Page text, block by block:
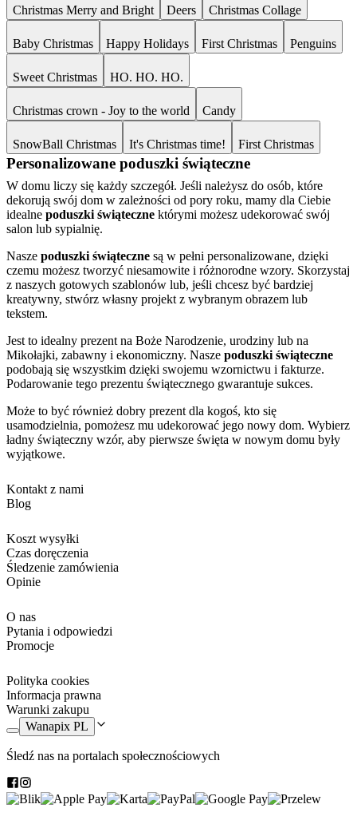
Christmas Merry and Bright Deers Christmas Collage
Baby Christmas Happy Holidays First Christmas Penguins
Sweet Christmas HO. HO. HO.
Christmas crown - Joy to the world Candy
SnowBall Christmas It's Christmas time! First Christmas
Personalizowane poduszki świąteczne
W domu liczy się każdy szczegół. Jeśli należysz do osób, które
dekorują swój dom w zależności od pory roku, mamy dla Ciebie
idealne poduszki świąteczne którymi możesz udekorować swój
salon lub sypialnię.
Nasze poduszki świąteczne są w pełni personalizowane, dzięki
czemu możesz tworzyć niesamowite i różnorodne wzory. Skorzystaj
z naszych gotowych szablonów lub, jeśli chcesz być bardziej
kreatywny, stwórz własny projekt z wybranym obrazem lub
tekstem.
Jest to idealny prezent na Boże Narodzenie, urodziny lub na
Mikołajki, zabawny i ekonomiczny. Nasze poduszki świąteczne
podobają się wszystkim dzięki swojemu wzornictwu i fakturze.
Podarowanie tego prezentu świątecznego gwarantuje sukces.
Może to być również dobry prezent dla kogoś, kto się
usamodzielnia, pomożesz mu udekorować jego nowy dom. Wybierz
ładny świąteczny wzór, aby pierwsze święta w nowym domu były
wyjątkowe.
Kontakt z nami
Blog
Koszt wysyłki
Czas doręczenia
Śledzenie zamówienia
Opinie
O nas
Pytania i odpowiedzi
Promocje
Polityka cookies
Informacja prawna
Warunki zakupu
Wanapix PL
Śledź nas na portalach społecznościowych